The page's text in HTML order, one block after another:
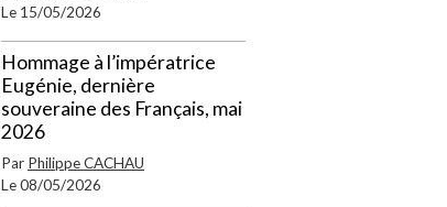
Le 15/05/2026
Hommage à l’impératrice
Eugénie, dernière
souveraine des Français, mai
2026
Par Philippe CACHAU
Le 08/05/2026